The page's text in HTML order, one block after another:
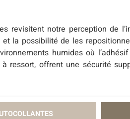
revisitent notre perception de
la possibilité de les
humides où
ressort, offrent une sécurité